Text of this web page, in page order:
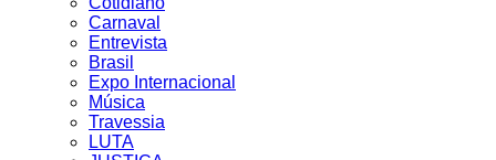
Carnaval
Entrevista
Brasil
Expo Internacional
Música
Travessia
LUTA